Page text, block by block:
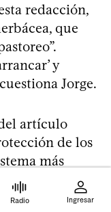
redacción,
que
y
Jorge.
artículo
de los
más
y el
Radio Ingresar